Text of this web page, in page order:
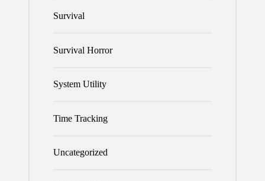
Survival
Survival Horror
System Utility
Time Tracking
Uncategorized